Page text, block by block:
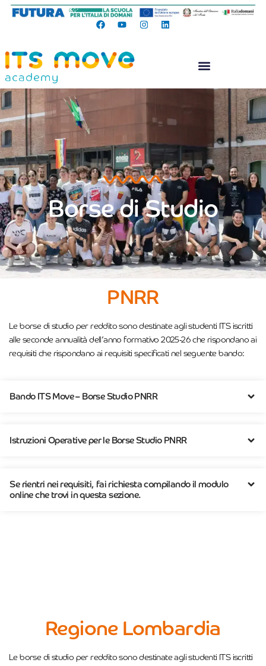
Borse di Studio
PNRR
Le borse di studio per reddito sono destinate agli studenti ITS iscritti
alle seconde annualità dell’anno formativo 2025-26 che rispondano ai
requisiti che rispondano ai requisiti specificati nel seguente bando:
Bando ITS Move – Borse Studio PNRR
Istruzioni Operative per le Borse Studio PNRR
Se rientri nei requisiti, fai richiesta compilando il modulo
online che trovi in questa sezione.
Regione Lombardia
Le borse di studio per reddito sono destinate agli studenti ITS iscritti